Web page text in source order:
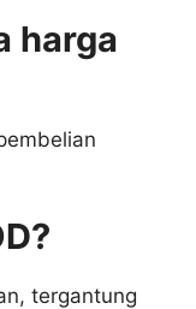
harga
tergantung